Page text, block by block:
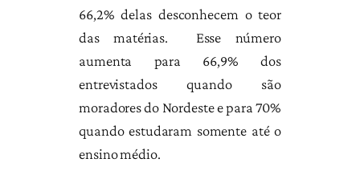
66,2% delas desconhecem o teor
das matérias. Esse número
aumenta para 66,9% dos
entrevistados quando são
moradores do Nordeste e para 70%
quando estudaram somente até o
ensino médio.